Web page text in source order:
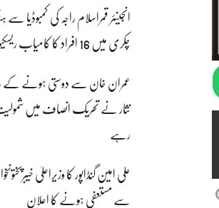
انجینئر قمراسلام راجہ کی کمبوڈیا سے
چکری میں 16 افراد کا کامیاب ریسکیو
عمران خان سے دوستی ہونے کے
نثار نے تحریک انصاف میں
رہے
علی امین گنڈاپور کا وزیراعلیٰ
سے مستعفی ہونے کا اعلان